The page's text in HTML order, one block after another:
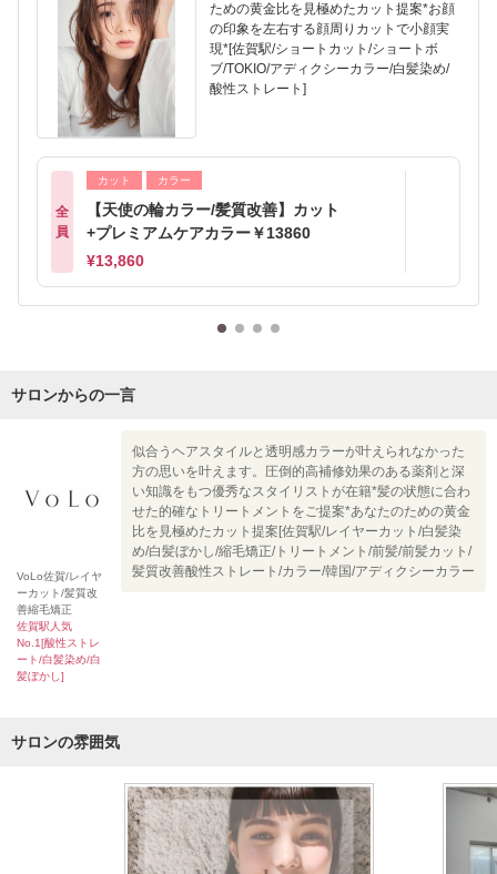
ための黄金比を見極めたカット提案*お顔
の印象を左右する顔周りカットで小顔実
現*[佐賀駅/ショートカット/ショートボ
ブ/TOKIO/アディクシーカラー/白髪染め/
酸性ストレート]
全
員
カット カラー
【天使の輪カラー/髪質改善】カット
+プレミアムケアカラー￥13860
¥13,860
サロンからの一言
VoLo佐賀/レイヤ
ーカット/髪質改
善縮毛矯正
佐賀駅人気
No.1[酸性ストレ
ート/白髪染め/白
髪ぼかし]
似合うヘアスタイルと透明感カラーが叶えられなかった
方の思いを叶えます。圧倒的高補修効果のある薬剤と深
い知識をもつ優秀なスタイリストが在籍*髪の状態に合わ
せた的確なトリートメントをご提案*あなたのための黄金
比を見極めたカット提案[佐賀駅/レイヤーカット/白髪染
め/白髪ぼかし/縮毛矯正/トリートメント/前髪/前髪カット/
髪質改善酸性ストレート/カラー/韓国/アディクシーカラー
サロンの雰囲気